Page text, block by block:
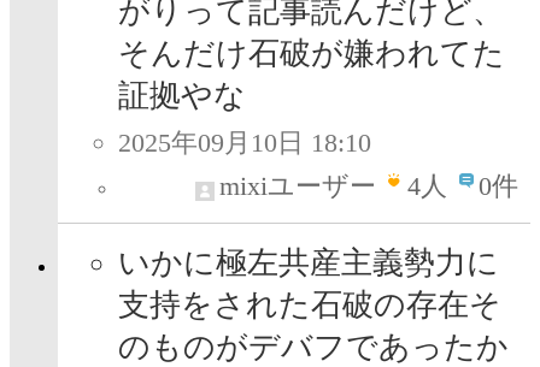
がりって記事読んだけど、
そんだけ石破が嫌われてた
証拠やな
2025年09月10日 18:10
mixiユーザー
4人 0件
いかに極左共産主義勢力に
支持をされた石破の存在そ
のものがデバフであったか